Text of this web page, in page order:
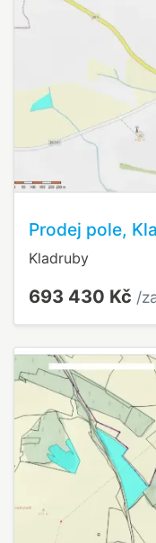
Prodej pole,
Kladruby
693 430 Kč /